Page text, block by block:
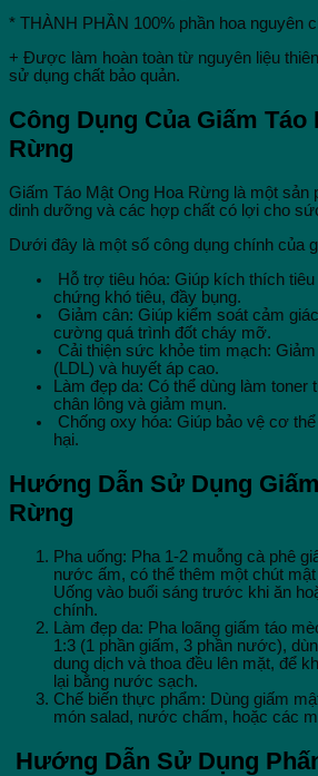
* THÀNH PHẦN 100% phần hoa nguyên
+ Được làm hoàn toàn từ nguyên liệu
sử dụng chất bảo quản.
Công Dụng Của Giấm Táo
Rừng
Giấm Táo Mật Ong Hoa Rừng là một sản
dinh dưỡng và các hợp chất có lợi cho
Dưới đây là một số công dụng chính của
Hỗ trợ tiêu hóa: Giúp kích thích
chứng khó tiêu, đầy bụng.
Giảm cân: Giúp kiểm soát cảm
cường quá trình đốt cháy mỡ.
Cải thiện sức khỏe tim mạch:
(LDL) và huyết áp cao.
Làm đẹp da: Có thể dùng làm
chân lông và giảm mụn.
Chống oxy hóa: Giúp bảo vệ cơ
hại.
Hướng Dẫn Sử Dụng
Rừng
Pha uống: Pha 1-2 muỗng cà phê
nước ấm, có thể thêm một chút
Uống vào buổi sáng trước khi ăn
chính.
Làm đẹp da: Pha loãng giấm táo
1:3 (1 phần giấm, 3 phần nước),
dung dịch và thoa đều lên mặt, để
lại bằng nước sạch.
Chế biến thực phẩm: Dùng giấm
món salad, nước chấm, hoặc các
Hướng Dẫn Sử Dụng